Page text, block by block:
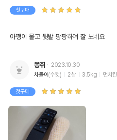
첫구매
아깽이 물고 뒷발 팡팡하며 잘 노네요
쫑쥐
2023.10.30
차돌이 (수컷) 2살 3.5kg 먼치킨
첫구매